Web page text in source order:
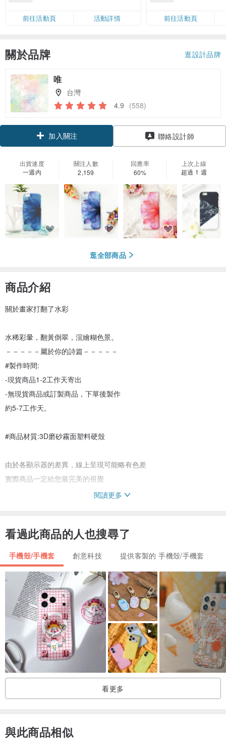
限，額滿即止，僅限「常用信用
卡」結帳）
前往活動頁 活動詳情
前往活動頁
關於品牌 逛設計品牌
唯
台灣
4.9 (558)
加入關注 聯絡設計師
出貨速度
一週內
關注人數
2,159
回應率
60%
上次上線
超過 1 週
逛全部商品
商品介紹
關於畫家打翻了水彩
水稀彩暈，翻黃倒翠，渲繪糊色景。
－－－－－屬於你的詩篇－－－－－
#製作時間:
-現貨商品1-2工作天寄出
-無現貨商品或訂製商品，下單後製作
約5-7工作天。
#商品材質:3D磨砂霧面塑料硬殼
由於各顯示器的差異，線上呈現可能略有色差
實際商品一定給您最完美的視覺
#產品細節
閱讀更多
看過此商品的人也搜尋了
手機殼/手機套 創意科技 提供客製的 手機殼/手機套
看更多
與此商品相似